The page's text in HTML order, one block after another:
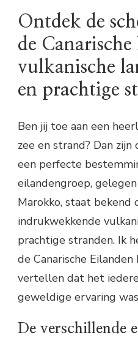
Ontdek de
de
vulkanische
en prachtige
Ben jij toe aan een
zee en strand? Dan zijn
een perfecte
eilandengroep,
Marokko, staat bekend
indrukwekkende
prachtige stranden. Ik
de Canarische
vertellen dat het
geweldige ervaring
De verschillende